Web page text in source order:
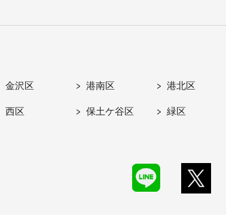
金沢区 港南区 港北区
西区 保土ケ谷区 緑区